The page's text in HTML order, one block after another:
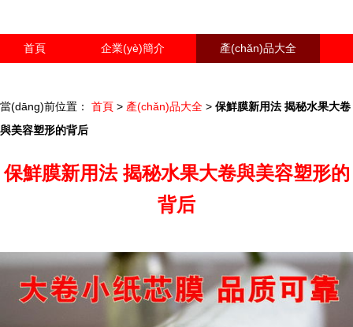
首頁 企業(yè)簡介 產(chǎn)品大全
當(dāng)前位置： 首頁 > 產(chǎn)品大全 > 保鮮膜新用法 揭秘水果大卷
與美容塑形的背后
保鮮膜新用法 揭秘水果大卷與美容塑形的
背后